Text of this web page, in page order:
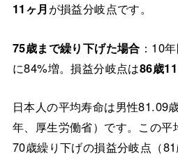
11ヶ月が損益分岐点です。
75歳まで繰り下げた場合 ：10
に84%増。損益分岐点は86歳
日本人の平均寿命は男性81.09
年、厚生労働省）です。この平
70歳繰り下げの損益分岐点（